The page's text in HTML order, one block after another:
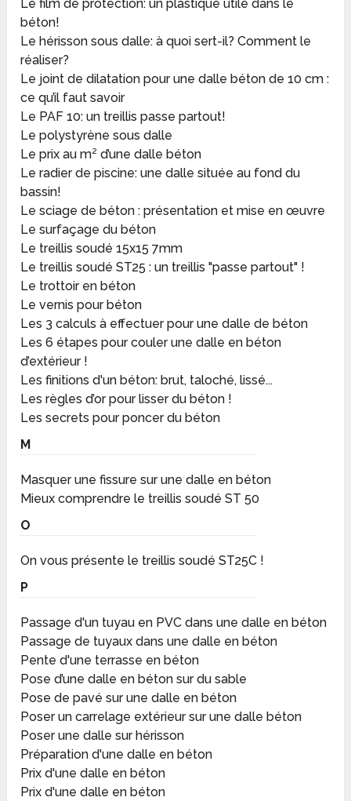
Le film de protection: un plastique utile dans le
béton!
Le hérisson sous dalle: à quoi sert-il? Comment le
réaliser?
Le joint de dilatation pour une dalle béton de 10 cm :
ce qu’il faut savoir
Le PAF 10: un treillis passe partout!
Le polystyrène sous dalle
Le prix au m² d’une dalle béton
Le radier de piscine: une dalle située au fond du
bassin!
Le sciage de béton : présentation et mise en œuvre
Le surfaçage du béton
Le treillis soudé 15x15 7mm
Le treillis soudé ST25 : un treillis "passe partout" !
Le trottoir en béton
Le vernis pour béton
Les 3 calculs à effectuer pour une dalle de béton
Les 6 étapes pour couler une dalle en béton
d’extérieur !
Les finitions d'un béton: brut, taloché, lissé...
Les règles d’or pour lisser du béton !
Les secrets pour poncer du béton
M
Masquer une fissure sur une dalle en béton
Mieux comprendre le treillis soudé ST 50
O
On vous présente le treillis soudé ST25C !
P
Passage d'un tuyau en PVC dans une dalle en béton
Passage de tuyaux dans une dalle en béton
Pente d'une terrasse en béton
Pose d’une dalle en béton sur du sable
Pose de pavé sur une dalle en béton
Poser un carrelage extérieur sur une dalle béton
Poser une dalle sur hérisson
Préparation d'une dalle en béton
Prix d'une dalle en béton
Prix d'une dalle en béton